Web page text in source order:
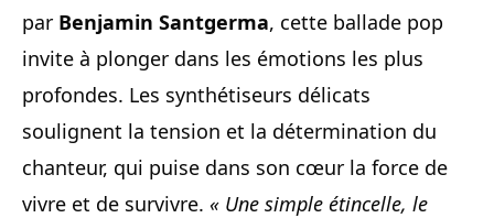
par Benjamin Santgerma, cette ballade pop
invite à plonger dans les émotions les plus
profondes. Les synthétiseurs délicats
soulignent la tension et la détermination du
chanteur, qui puise dans son cœur la force de
vivre et de survivre. « Une simple étincelle, le